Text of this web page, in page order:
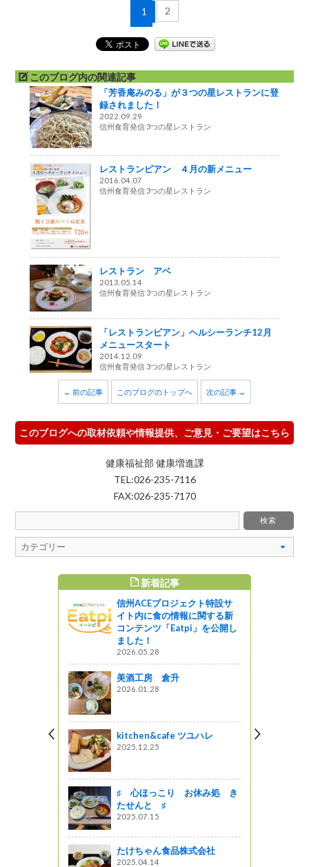
1 2
このブログ内の関連記事
「芳香庵みのる」が３つの星レストランに登
録されました！
2022.09.29
信州食育発信 3つの星レストラン
レストランビアン ４月の新メニュー
2016.04.07
信州食育発信 3つの星レストラン
レストラン アベ
2013.05.14
信州食育発信 3つの星レストラン
「レストランビアン」ヘルシーランチ12月
メニュースタート
2014.12.09
信州食育発信 3つの星レストラン
← 前の記事 このブログのトップへ 次の記事 →
このブログへの取材依頼や情報提供、ご意見・ご要望はこちら
健康福祉部 健康増進課
TEL:026-235-7116
FAX:026-235-7170
新着記事
信州ACEプロジェクト特設サ
イト内に食の情報に関する新
コンテンツ「Eatpi」を公開し
ました！
2026.05.28
美酒工房 倉升
2026.01.28
kitchen&cafe ツユハレ
2025.12.25
♯ 心ほっこり お休み処 き
たせんと ♯
2025.07.15
たけちゃん食品株式会社
2025.04.14